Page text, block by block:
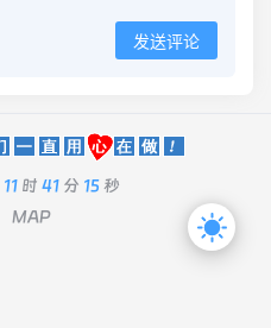
发送评论
11时 41分 15秒
MAP